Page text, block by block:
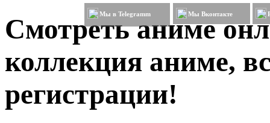
Смотреть аниме
коллекция аниме,
регистрации!
Мы в Telegramm Мы Вконтакте